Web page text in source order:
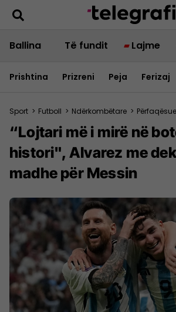
Ballina Të fundit Lajme
Prishtina Prizreni Peja Ferizaj
Sport > Futboll > Ndërkombëtare >
“Lojtari më i mirë në
histori", Alvarez me
madhe për Messin